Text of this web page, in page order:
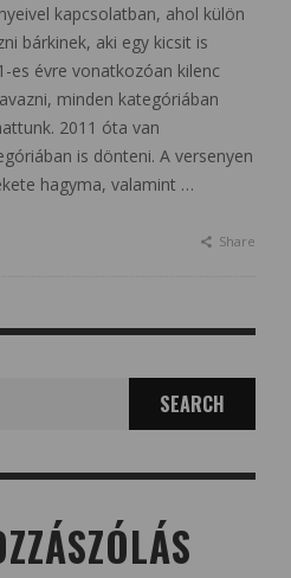
kapcsolatban, ahol külön
bárkinek, aki egy kicsit is
es évre vonatkozóan kilenc
minden kategóriában
2011 óta van
is dönteni. A versenyen
hagyma, valamint …
Share